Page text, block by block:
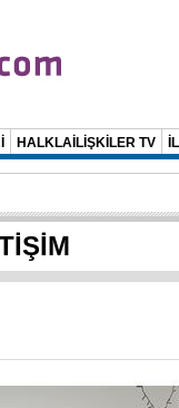
HALKLAİLİŞKİLER TV